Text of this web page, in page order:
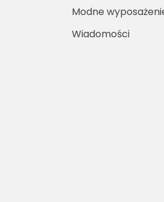
Modne
Wiadomości